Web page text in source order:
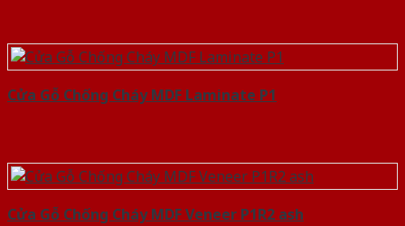
Cửa Gỗ Chống Cháy MDF Laminate P1
Cửa Gỗ Chống Cháy MDF Veneer P1R2 ash